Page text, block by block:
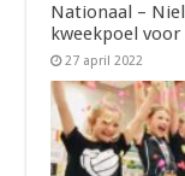
Nationaal –
kweekpoel voor
27 april 2022